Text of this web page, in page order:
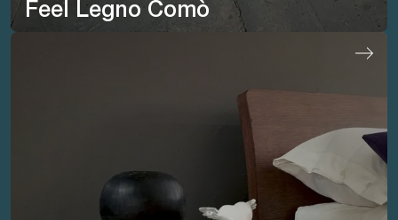
Feel Legno Comò